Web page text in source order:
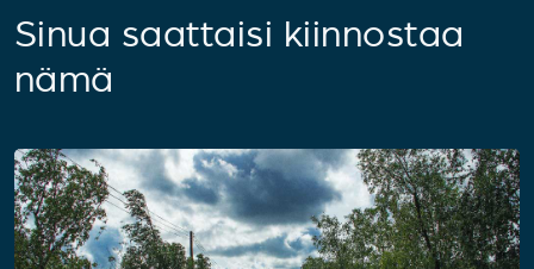
Sinua saattaisi kiinnostaa
nämä